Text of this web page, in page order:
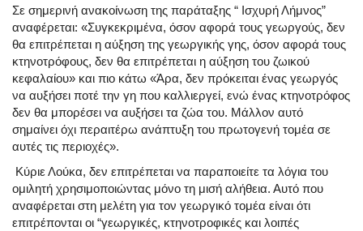
Σε σημερινή ανακοίνωση της παράταξης “ Ισχυρή Λήμνος”
αναφέρεται: «Συγκεκριμένα, όσον αφορά τους γεωργούς, δεν
θα επιτρέπεται η αύξηση της γεωργικής γης, όσον αφορά τους
κτηνοτρόφους, δεν θα επιτρέπεται η αύξηση του ζωικού
κεφαλαίου» και πιο κάτω «Άρα, δεν πρόκειται ένας γεωργός
να αυξήσει ποτέ την γη που καλλιεργεί, ενώ ένας κτηνοτρόφος
δεν θα μπορέσει να αυξήσει τα ζώα του. Μάλλον αυτό
σημαίνει όχι περαιτέρω ανάπτυξη του πρωτογενή τομέα σε
αυτές τις περιοχές».
Κύριε Λούκα, δεν επιτρέπεται να παραποιείτε τα λόγια του
ομιλητή χρησιμοποιώντας μόνο τη μισή αλήθεια. Αυτό που
αναφέρεται στη μελέτη για τον γεωργικό τομέα είναι ότι
επιτρέπονται οι “γεωργικές, κτηνοτροφικές και λοιπές